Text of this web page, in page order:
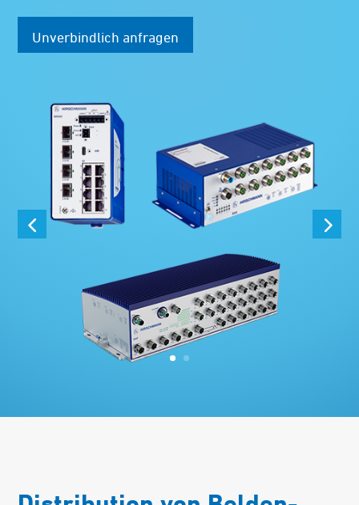
Unverbindlich anfragen